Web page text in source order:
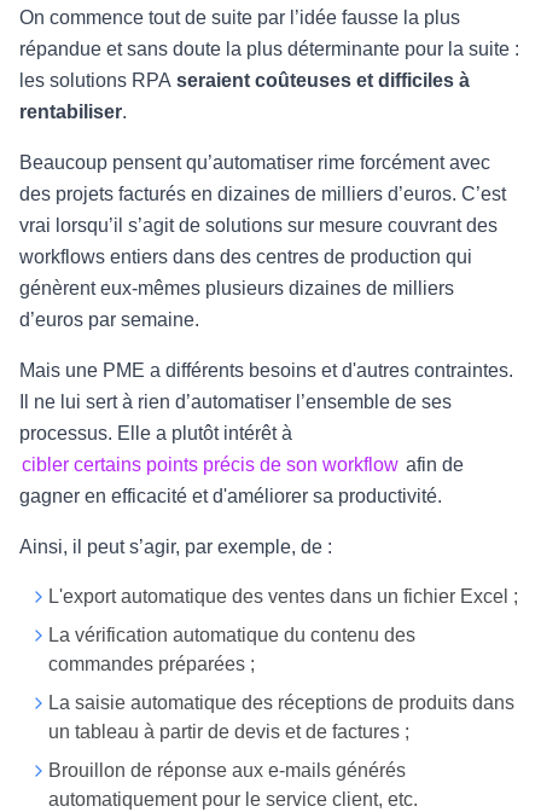
On commence tout de suite par l’idée fausse la plus
répandue et sans doute la plus déterminante pour la suite :
les solutions RPA seraient coûteuses et difficiles à
rentabiliser.
Beaucoup pensent qu’automatiser rime forcément avec
des projets facturés en dizaines de milliers d’euros. C’est
vrai lorsqu’il s’agit de solutions sur mesure couvrant des
workflows entiers dans des centres de production qui
génèrent eux-mêmes plusieurs dizaines de milliers
d’euros par semaine.
Mais une PME a différents besoins et d'autres contraintes.
Il ne lui sert à rien d’automatiser l’ensemble de ses
processus. Elle a plutôt intérêt à
cibler certains points précis de son workflow afin de
gagner en efficacité et d'améliorer sa productivité.
Ainsi, il peut s’agir, par exemple, de :
L'export automatique des ventes dans un fichier Excel ;
La vérification automatique du contenu des
commandes préparées ;
La saisie automatique des réceptions de produits dans
un tableau à partir de devis et de factures ;
Brouillon de réponse aux e-mails générés
automatiquement pour le service client, etc.